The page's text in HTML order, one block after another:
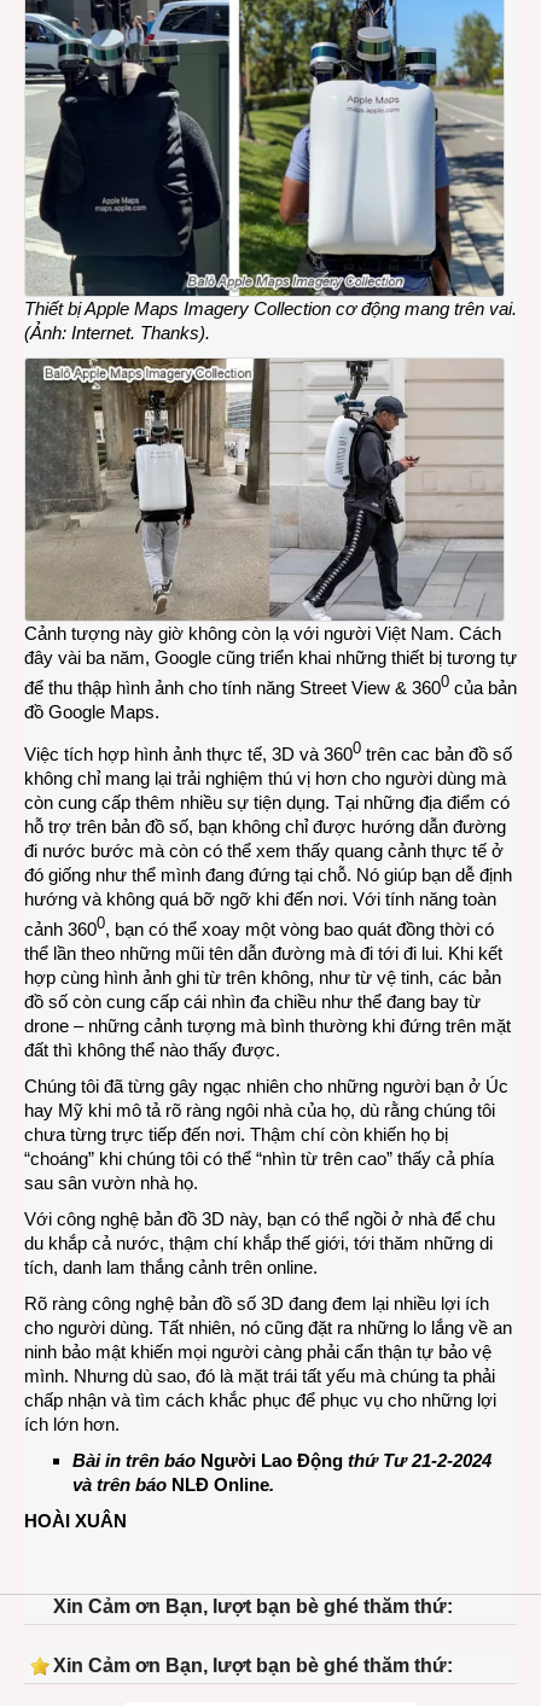
Thiết bị Apple Maps Imagery Collection cơ động mang trên vai.
(Ảnh: Internet. Thanks).
Cảnh tượng này giờ không còn lạ với người Việt Nam. Cách
đây vài ba năm, Google cũng triển khai những thiết bị tương tự
để thu thập hình ảnh cho tính năng Street View & 3600 của bản
đồ Google Maps.
Việc tích hợp hình ảnh thực tế, 3D và 3600 trên cac bản đồ số
không chỉ mang lại trải nghiệm thú vị hơn cho người dùng mà
còn cung cấp thêm nhiều sự tiện dụng. Tại những địa điểm có
hỗ trợ trên bản đồ số, bạn không chỉ được hướng dẫn đường
đi nước bước mà còn có thể xem thấy quang cảnh thực tế ở
đó giống như thể mình đang đứng tại chỗ. Nó giúp bạn dễ định
hướng và không quá bỡ ngỡ khi đến nơi. Với tính năng toàn
cảnh 3600, bạn có thể xoay một vòng bao quát đồng thời có
thể lần theo những mũi tên dẫn đường mà đi tới đi lui. Khi kết
hợp cùng hình ảnh ghi từ trên không, như từ vệ tinh, các bản
đồ số còn cung cấp cái nhìn đa chiều như thể đang bay từ
drone – những cảnh tượng mà bình thường khi đứng trên mặt
đất thì không thể nào thấy được.
Chúng tôi đã từng gây ngạc nhiên cho những người bạn ở Úc
hay Mỹ khi mô tả rõ ràng ngôi nhà của họ, dù rằng chúng tôi
chưa từng trực tiếp đến nơi. Thậm chí còn khiến họ bị
“choáng” khi chúng tôi có thể “nhìn từ trên cao” thấy cả phía
sau sân vườn nhà họ.
Với công nghệ bản đồ 3D này, bạn có thể ngồi ở nhà để chu
du khắp cả nước, thậm chí khắp thế giới, tới thăm những di
tích, danh lam thắng cảnh trên online.
Rõ ràng công nghệ bản đồ số 3D đang đem lại nhiều lợi ích
cho người dùng. Tất nhiên, nó cũng đặt ra những lo lắng về an
ninh bảo mật khiến mọi người càng phải cẩn thận tự bảo vệ
mình. Nhưng dù sao, đó là mặt trái tất yếu mà chúng ta phải
chấp nhận và tìm cách khắc phục để phục vụ cho những lợi
ích lớn hơn.
Bài in trên báo Người Lao Động thứ Tư 21-2-2024
và trên báo NLĐ Online.
HOÀI XUÂN
Xin Cảm ơn Bạn, lượt bạn bè ghé thăm thứ:
Xin Cảm ơn Bạn, lượt bạn bè ghé thăm thứ: